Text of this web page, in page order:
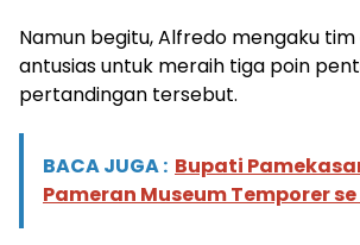
Namun begitu, Alfredo mengaku
antusias untuk meraih tiga poin
pertandingan tersebut.
BACA JUGA : Bupati
Pameran Museum Temporer